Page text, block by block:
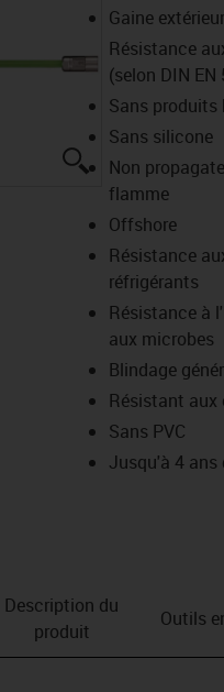
igus-icon-lupe
Gaine
Résistance
(selon DIN EN
Sans produits
Sans silicone
Non
flamme
Offshore
Résistance
réfrigérants
Résistance à
aux microbes
Blindage
Résistant aux
Sans PVC
Jusqu'à 4 ans
Description du
produit
Outils